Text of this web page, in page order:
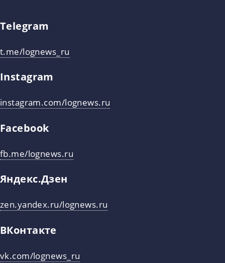
Telegram
t.me/lognews_ru
Instagram
instagram.com/lognews.ru
Facebook
fb.me/lognews.ru
Яндекс.Дзен
zen.yandex.ru/lognews.ru
ВКонтакте
vk.com/lognews_ru